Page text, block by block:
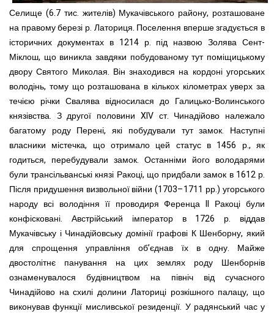
Селище (6.7 тис. жителів) Мукачівського району, розташоване
на правому березі р. Латориця. Поселення вперше згадується в
історичних документах в 1214 р. під назвою Золява Сент-
Міклош, що виникла завдяки побудованому тут поміщицькому
двору Святого Миколая. Він знаходився на кордоні угорських
володінь, тому що розташована в кількох кілометрах уверх за
течією річки Свалява відносилася до Галицько-Волинського
князівства. З другої половини XIV ст. Чинадійово належало
багатому роду Перені, які побудували тут замок. Наступні
власники містечка, що отримало цей статус в 1456 р., як
годиться, перебудували замок. Останніми його володарями
були трансільванські князі Ракоці, що придбали замок в 1612 р.
Після придушення визвольної війни (1703–1711 рр.) угорського
народу всі володіння її проводиря Ференца II Ракоці були
конфісковані. Австрійський імператор в 1726 р. віддав
Мукачівську і Чинадійовську домінії графові К Шенборну, який
для спрощення управління об’єднав їх в одну. Майже
двостолітнє панування на цих землях роду Шенборнів
ознаменувалося будівництвом на північ від сучасного
Чинадійово на схилі долини Латориці розкішного палацу, що
виконував функції мисливської резиденції. У радянський час у